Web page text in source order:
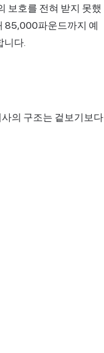
보호를 전혀 받지 못했
85,000파운드까지 예
니다.
의 구조는 겉보기보다